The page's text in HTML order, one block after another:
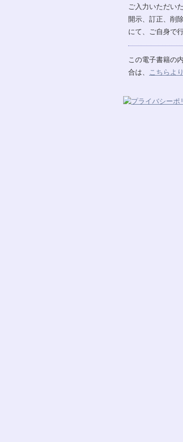
ご入力いただい
開示、訂正、削
にて、ご自身で
この電子書籍の
合は、
こちらよ